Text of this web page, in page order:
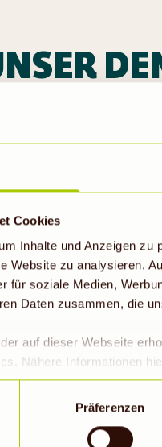
Cookies
Inhalte und Anzeigen
Website zu analysieren.
für soziale Medien,
Daten zusammen, die
auf dieser Webseite
Nähere Informationen
erlaubt werden,
werden. Die USA
Datenschutzniveau
und zu
Präferenzen
in